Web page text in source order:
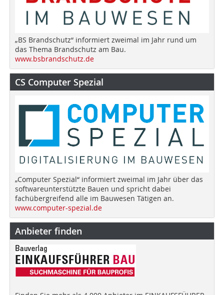
„BS Brandschutz“ informiert zweimal im Jahr rund um
das Thema Brandschutz am Bau.
www.bsbrandschutz.de
CS Computer Spezial
„Computer Spezial“ informiert zweimal im Jahr über das
softwareunterstützte Bauen und spricht dabei
fachübergreifend alle im Bauwesen Tätigen an.
www.computer-spezial.de
Anbieter finden